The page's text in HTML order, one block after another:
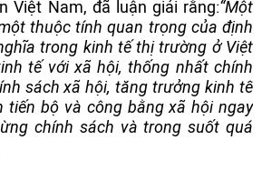
Việt Nam, đã luận giải rằng:“Một
thuộc tính quan trọng của định
trong kinh tế thị trường ở Việt
tế với xã hội, thống nhất chính
sách xã hội, tăng trưởng kinh tế
tiến bộ và công bằng xã hội ngay
chính sách và trong suốt quá